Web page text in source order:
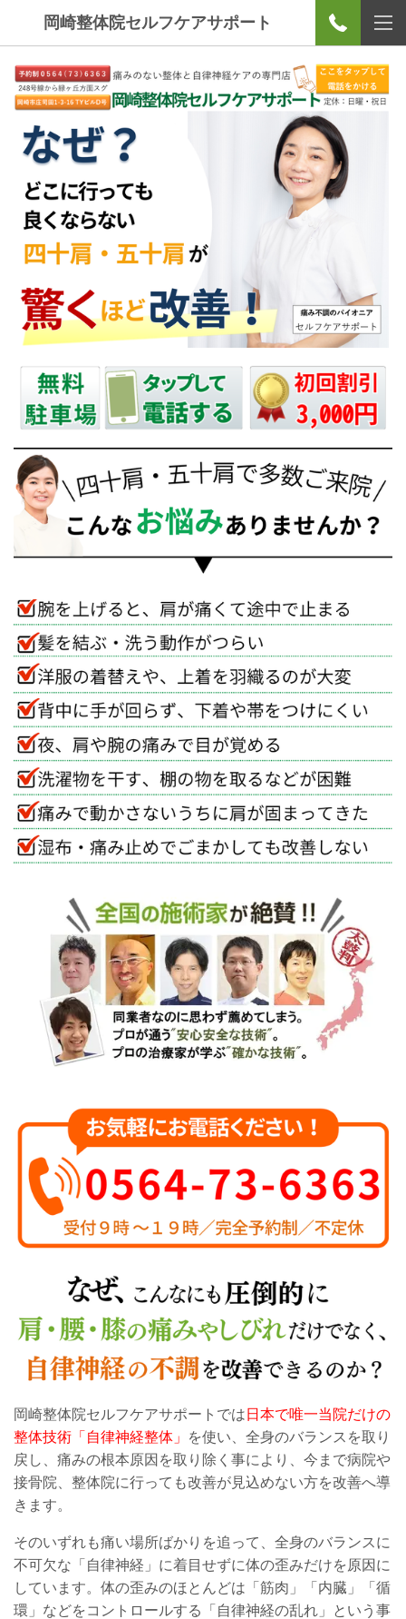
岡崎整体院セルフケアサポート
岡崎整体院セルフケアサポートでは 日本で唯一当院だけの
整体技術「自律神経整体」
を使い、全身のバランスを取り
戻し、痛みの根本原因を取り除く事により、今まで病院や
接骨院、整体院に行っても改善が見込めない方を改善へ導
きます。
そのいずれも痛い場所ばかりを追って、全身のバランスに
不可欠な「自律神経」に着目せずに体の歪みだけを原因に
しています。体の歪みのほとんどは「筋肉」「内臓」「循
環」などをコントロールする「自律神経の乱れ」という事